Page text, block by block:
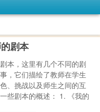
剧本
本，这里有几个不同的剧
，它们描绘了教师在学生
、挑战以及师生之间的互
些剧本的概述： 1. 《我的